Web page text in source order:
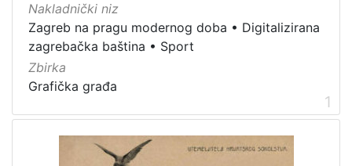
Nakladnička
cjelina
Zagreb na pragu modernog doba
Digitalizirana zagrebačka baština
Nakladnički niz
Zagreb na pragu modernog doba • Digitalizirana
zagrebačka baština • Sport
Zbirka
Grafička građa
1